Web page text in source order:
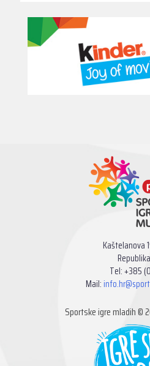
Kaštelanova
Tel: +385
Mail:
Sportske igre mladih ©